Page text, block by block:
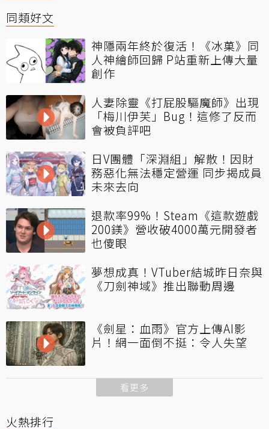
同類好文
神隱兩年終於復活！《冰菓》同
人神繪師回歸 P站重新上傳大量
創作
人妻除靈《打屁股驅魔師》出現
「梅川伊芙」Bug！這修了反而
會被負評吧
日V團體「深淵組」解散！因財
務惡化無法穩定營運 同步揭成員
未來去向
退款率99%！Steam《這款遊戲
200鎂》營收破4000萬元開發者
也傻眼
夢想成真！VTuber結城昨日奈與
《刀劍神域》推出聯動周邊
《劍星：血雨》官方上傳AI影
片！網一面倒不挺：令人失望
看更多
火熱排行